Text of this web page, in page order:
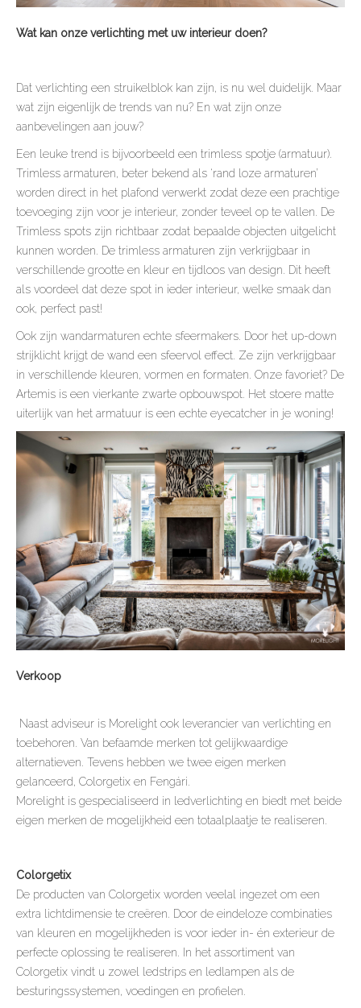
Wat kan onze verlichting met uw interieur doen?
Dat verlichting een struikelblok kan zijn, is nu wel duidelijk. Maar
wat zijn eigenlijk de trends van nu? En wat zijn onze
aanbevelingen aan jouw?
Een leuke trend is bijvoorbeeld een trimless spotje (armatuur).
Trimless armaturen, beter bekend als ‘rand loze armaturen’
worden direct in het plafond verwerkt zodat deze een prachtige
toevoeging zijn voor je interieur, zonder teveel op te vallen. De
Trimless spots zijn richtbaar zodat bepaalde objecten uitgelicht
kunnen worden. De trimless armaturen zijn verkrijgbaar in
verschillende grootte en kleur en tijdloos van design. Dit heeft
als voordeel dat deze spot in ieder interieur, welke smaak dan
ook, perfect past!
Ook zijn wandarmaturen echte sfeermakers. Door het up-down
strijklicht krijgt de wand een sfeervol effect. Ze zijn verkrijgbaar
in verschillende kleuren, vormen en formaten. Onze favoriet? De
Artemis is een vierkante zwarte opbouwspot. Het stoere matte
uiterlijk van het armatuur is een echte eyecatcher in je woning!
Verkoop
Naast adviseur is Morelight ook leverancier van verlichting en
toebehoren. Van befaamde merken tot gelijkwaardige
alternatieven. Tevens hebben we twee eigen merken
gelanceerd, Colorgetix en Fengári.
Morelight is gespecialiseerd in ledverlichting en biedt met beide
eigen merken de mogelijkheid een totaalplaatje te realiseren.
Colorgetix
De producten van Colorgetix worden veelal ingezet om een
extra lichtdimensie te creëren. Door de eindeloze combinaties
van kleuren en mogelijkheden is voor ieder in- én exterieur de
perfecte oplossing te realiseren. In het assortiment van
Colorgetix vindt u zowel ledstrips en ledlampen als de
besturingssystemen, voedingen en profielen.